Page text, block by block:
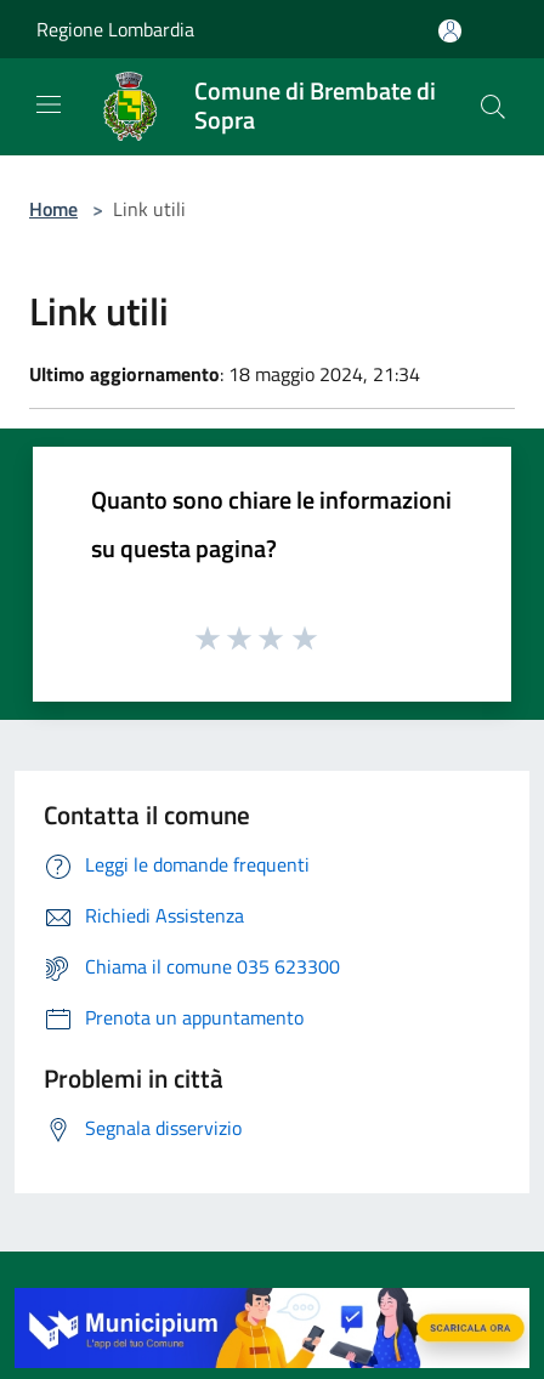
Regione Lombardia
Comune di Brembate di
Sopra
Home > Link utili
Link utili
Ultimo aggiornamento: 18 maggio 2024, 21:34
Quanto sono chiare le informazioni
su questa pagina?
Contatta il comune
Leggi le domande frequenti
Richiedi Assistenza
Chiama il comune 035 623300
Prenota un appuntamento
Problemi in città
Segnala disservizio